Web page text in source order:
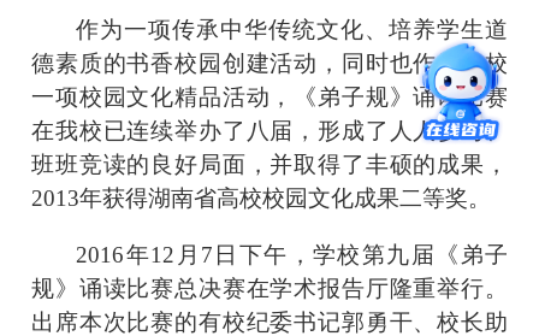
作为一项传承中华传统文化、培养学生道
德素质的书香校园创建活动，同时也作为我校
一项校园文化精品活动，《弟子规》诵读比赛
在我校已连续举办了八届，形成了人人参与、
班班竞读的良好局面，并取得了丰硕的成果，
2013年获得湖南省高校校园文化成果二等奖。
2016年12月7日下午，学校第九届《弟子
规》诵读比赛总决赛在学术报告厅隆重举行。
出席本次比赛的有校纪委书记郭勇干、校长助